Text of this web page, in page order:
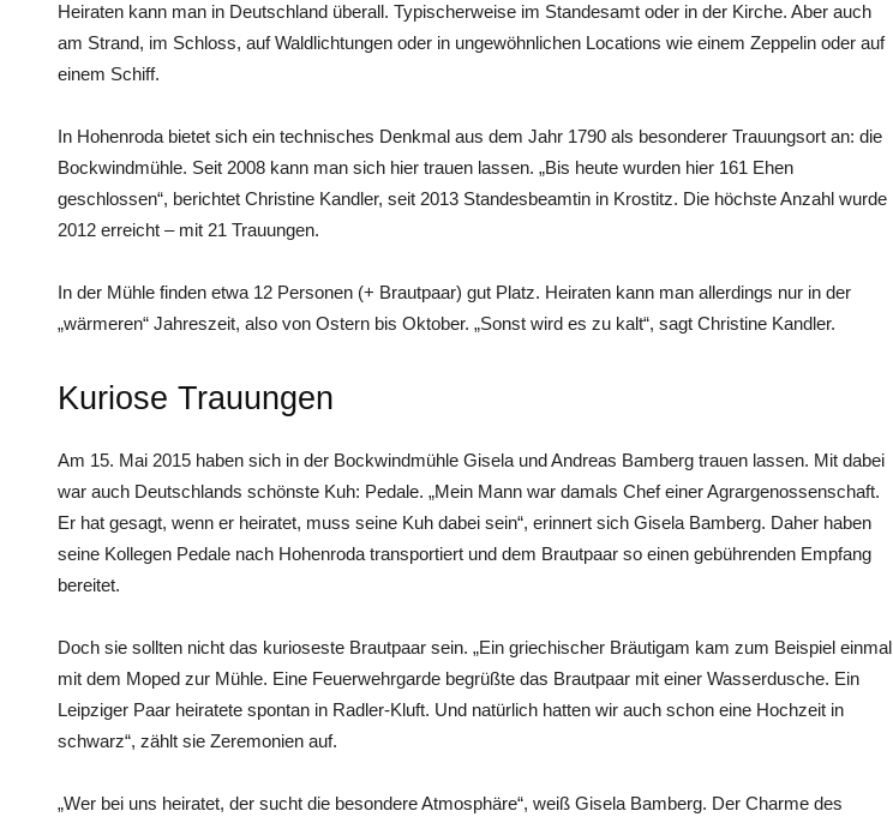
Heiraten kann man in Deutschland überall. Typischerweise im Standesamt oder in der Kirche. Aber auch
am Strand, im Schloss, auf Waldlichtungen oder in ungewöhnlichen Locations wie einem Zeppelin oder auf
einem Schiff.
In Hohenroda bietet sich ein technisches Denkmal aus dem Jahr 1790 als besonderer Trauungsort an: die
Bockwindmühle. Seit 2008 kann man sich hier trauen lassen. „Bis heute wurden hier 161 Ehen
geschlossen“, berichtet Christine Kandler, seit 2013 Standesbeamtin in Krostitz. Die höchste Anzahl wurde
2012 erreicht – mit 21 Trauungen.
In der Mühle finden etwa 12 Personen (+ Brautpaar) gut Platz. Heiraten kann man allerdings nur in der
„wärmeren“ Jahreszeit, also von Ostern bis Oktober. „Sonst wird es zu kalt“, sagt Christine Kandler.
Kuriose Trauungen
Am 15. Mai 2015 haben sich in der Bockwindmühle Gisela und Andreas Bamberg trauen lassen. Mit dabei
war auch Deutschlands schönste Kuh: Pedale. „Mein Mann war damals Chef einer Agrargenossenschaft.
Er hat gesagt, wenn er heiratet, muss seine Kuh dabei sein“, erinnert sich Gisela Bamberg. Daher haben
seine Kollegen Pedale nach Hohenroda transportiert und dem Brautpaar so einen gebührenden Empfang
bereitet.
Doch sie sollten nicht das kurioseste Brautpaar sein. „Ein griechischer Bräutigam kam zum Beispiel einmal
mit dem Moped zur Mühle. Eine Feuerwehrgarde begrüßte das Brautpaar mit einer Wasserdusche. Ein
Leipziger Paar heiratete spontan in Radler-Kluft. Und natürlich hatten wir auch schon eine Hochzeit in
schwarz“, zählt sie Zeremonien auf.
„Wer bei uns heiratet, der sucht die besondere Atmosphäre“, weiß Gisela Bamberg. Der Charme des